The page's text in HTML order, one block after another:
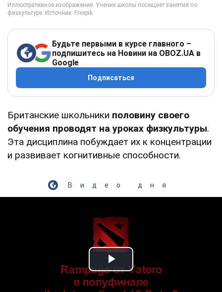
Будьте первыми в курсе главного –
подпишитесь на Новини на OBOZ.UA в
Google
Подписаться
Британские школьники половину своего
обучения проводят на уроках физкультуры.
Эта дисциплина побуждает их к концентрации
и развивает когнитивные способности.
Видео дня
Play Video